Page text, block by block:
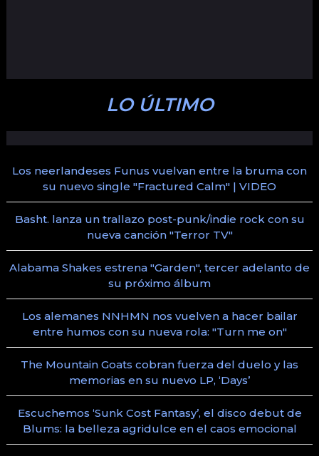
LO ÚLTIMO
Los neerlandeses Funus vuelvan entre la bruma con
su nuevo single "Fractured Calm" | VIDEO
Basht. lanza un trallazo post-punk/indie rock con su
nueva canción "Terror TV"
Alabama Shakes estrena "Garden", tercer adelanto de
su próximo álbum
Los alemanes NNHMN nos vuelven a hacer bailar
entre humos con su nueva rola: "Turn me on"
The Mountain Goats cobran fuerza del duelo y las
memorias en su nuevo LP, ‘Days’
Escuchemos ‘Sunk Cost Fantasy’, el disco debut de
Blums: la belleza agridulce en el caos emocional